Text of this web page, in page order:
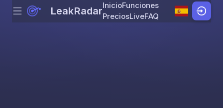
Skip to content
Menu LeakRadarInicioFunciones
PreciosLiveFAQ